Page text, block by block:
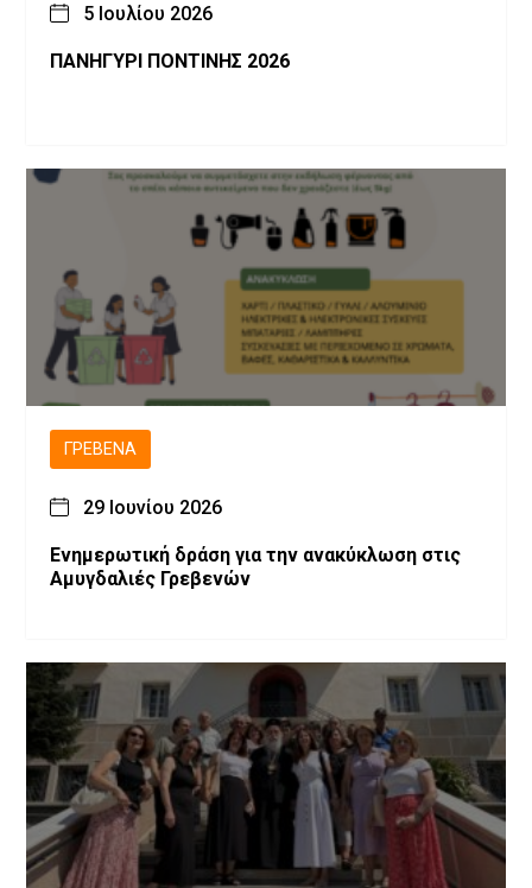
5 Ιουλίου 2026
ΠΑΝΗΓΥΡΙ ΠΟΝΤΙΝΗΣ 2026
ΓΡΕΒΕΝΆ
29 Ιουνίου 2026
Ενημερωτική δράση για την ανακύκλωση στις
Αμυγδαλιές Γρεβενών